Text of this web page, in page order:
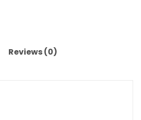
Reviews (0)